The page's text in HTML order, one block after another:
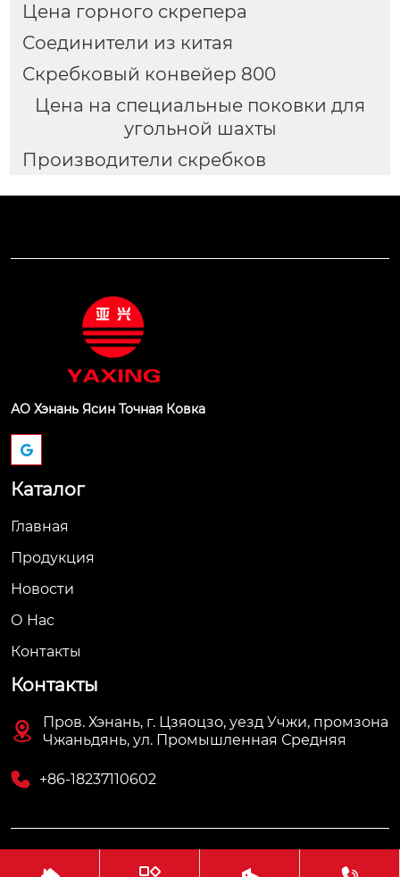
Цена горного скрепера
Соединители из китая
Скребковый конвейер 800
Цена на специальные поковки для
угольной шахты
Производители скребков
АО Хэнань Ясин Точная Ковка
Каталог
Главная
Продукция
Новости
О Hас
Контакты
Контакты

Пров. Хэнань, г. Цзяоцзо, уезд Учжи, промзона
Чжаньдянь, ул. Промышленная Средняя
 +86-18237110602
Авторское право©АО Хэнань Ясин Точная Ковка